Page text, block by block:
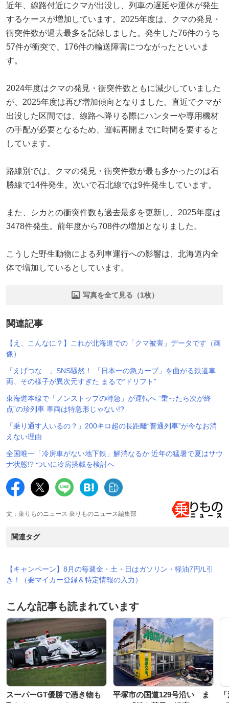
近年、線路付近にクマが出没し、列車の遅延や運休が発生
するケースが増加しています。2025年度は、クマの発見・
衝突件数が過去最多を記録しました。発生した76件のうち
57件が衝突で、176件の輸送障害につながったといいま
す。
2024年度はクマの発見・衝突件数ともに減少していました
が、2025年度は再び増加傾向となりました。直近でクマが
出没した区間では、線路へ降りる際にハンターや専用機材
の手配が必要となるため、運転再開までに時間を要すると
しています。
路線別では、クマの発見・衝突件数が最も多かったのは石
勝線で14件発生。次いで石北線では9件発生しています。
また、シカとの衝突件数も過去最多を更新し、2025年度は
3478件発生。前年度から708件の増加となりました。
こうした野生動物による列車運行への影響は、北海道内全
体で増加しているとしています。
写真を全て見る（1枚）
関連記事
【え、こんなに？】これが北海道での「クマ被害」データです（画
像）
「えげつな…」SNS騒然！ 「日本一の急カーブ」を曲がる鉄道車
両、その様子が異次元すぎた まるで“ドリフト”
東海道本線で「ノンストップの特急」が運転へ “乗ったら次が終
点”の珍列車 車両は特急形じゃない!?
「乗り通す人いるの？」200キロ超の長距離“普通列車”が今なお消
えない理由
全国唯一「冷房車がない地下鉄」解消なるか 近年の猛暑で夏はサウ
ナ状態!? ついに冷房搭載を検討へ
文：乗りものニュース 乗りものニュース編集部
関連タグ
【キャンペーン】8月の毎週金・土・日はガソリン・軽油7円/L引
き！（要マイカー登録＆特定情報の入力）
こんな記事も読まれています
スーパーGT優勝で憑き物も
平塚市の国道129号沿い ま